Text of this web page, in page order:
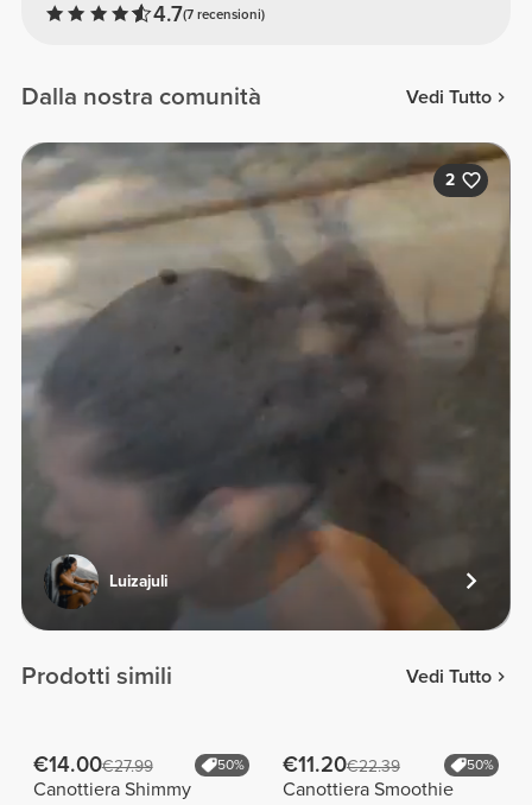
4.7(7 recensioni)
Dalla nostra comunità Vedi Tutto
2
Luizajuli
Prodotti simili Vedi Tutto
€14.00€27.99 50%
Canottiera Shimmy
€11.20€22.39 50%
Canottiera Smoothie